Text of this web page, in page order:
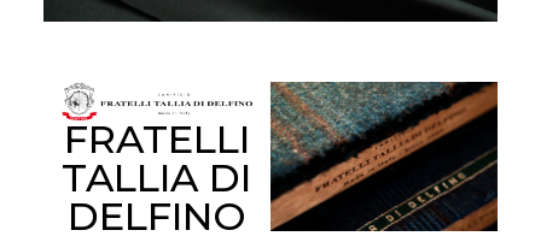
FRATELLI
TALLIA DI
DELFINO